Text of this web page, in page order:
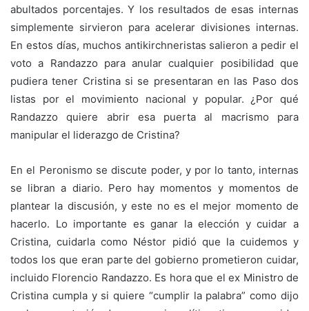
abultados porcentajes. Y los resultados de esas internas
simplemente sirvieron para acelerar divisiones internas.
En estos días, muchos antikirchneristas salieron a pedir el
voto a Randazzo para anular cualquier posibilidad que
pudiera tener Cristina si se presentaran en las Paso dos
listas por el movimiento nacional y popular. ¿Por qué
Randazzo quiere abrir esa puerta al macrismo para
manipular el liderazgo de Cristina?
En el Peronismo se discute poder, y por lo tanto, internas
se libran a diario. Pero hay momentos y momentos de
plantear la discusión, y este no es el mejor momento de
hacerlo. Lo importante es ganar la elección y cuidar a
Cristina, cuidarla como Néstor pidió que la cuidemos y
todos los que eran parte del gobierno prometieron cuidar,
incluido Florencio Randazzo. Es hora que el ex Ministro de
Cristina cumpla y si quiere “cumplir la palabra” como dijo